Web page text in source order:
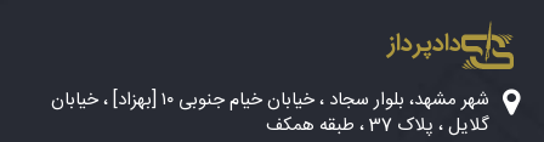
دادپرداز
شهر مشهد، بلوار سجاد ، خیابان خیام جنوبی ۱۰ [بهزاد] ، خیابان
گلایل ، پلاک 37 ، طبقه همکف